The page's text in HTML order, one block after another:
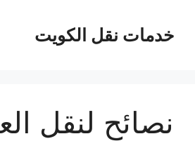
المحتوىخدمات نقل الكويت
نصائح لنقل